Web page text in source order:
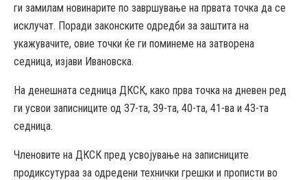
ги замилам новинарите по завршување на првата точка да се
исклучат. Поради законските одредби за заштита на
укажувачите, овие точки ќе ги поминеме на затворена
седница, изјави Ивановска.
На денешната седница ДКСК, како прва точка на дневен ред
ги усвои записниците од 37-та, 39-та, 40-та, 41-ва и 43-та
седница.
Членовите на ДКСК пред усвојување на записниците
продиксутураа за одредени технички грешки и прописти во